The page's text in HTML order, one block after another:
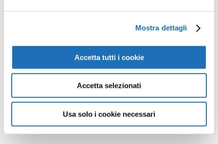
Mostra dettagli
Accetta tutti i cookie
Accetta selezionati
Usa solo i cookie necessari
Virtuale
opere della collezione d’arte di
Cesenatico nella Galleria Virtuale:
un viaggio artistico senza confini.
Guarda tutte le opere